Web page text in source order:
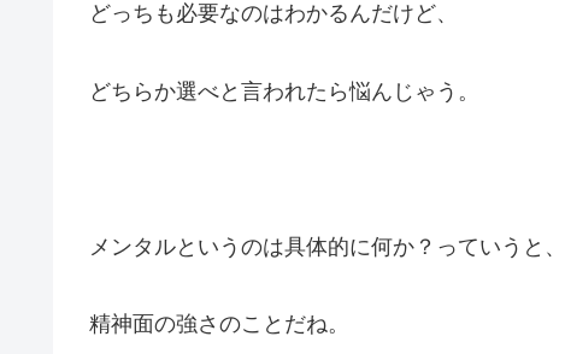
どっちも必要なのはわかるんだけど、
どちらか選べと言われたら悩んじゃう。
メンタルというのは具体的に何か？っていうと、
精神面の強さのことだね。